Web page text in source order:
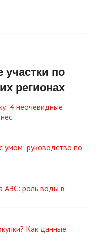
по
регионах
4 неочевидные
умом: руководство по
АЭС: роль воды в
Как данные